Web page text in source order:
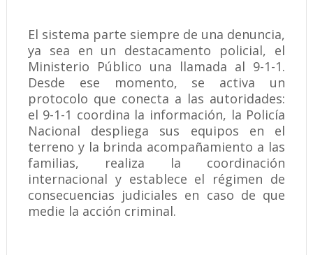
El sistema parte siempre de una denuncia,
ya sea en un destacamento policial, el
Ministerio Público una llamada al 9-1-1.
Desde ese momento, se activa un
protocolo que conecta a las autoridades:
el 9-1-1 coordina la información, la Policía
Nacional despliega sus equipos en el
terreno y la brinda acompañamiento a las
familias, realiza la coordinación
internacional y establece el régimen de
consecuencias judiciales en caso de que
medie la acción criminal.